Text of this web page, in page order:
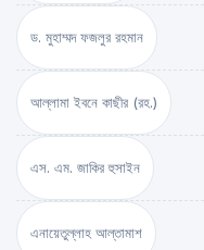
ড. মুহাম্মদ ফজলুর রহমান
আল্লামা ইবনে কাছীর (রহ.)
এস. এম. জাকির হুসাইন
এনায়েতুল্লাহ আল্‌তামাশ